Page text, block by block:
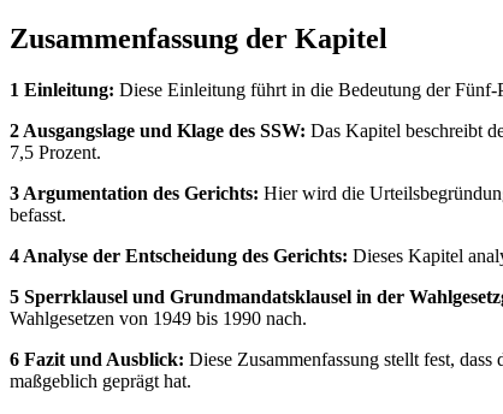
Zusammenfassung der Kapitel
1 Einleitung: Diese Einleitung führt in die Bedeutung der
2 Ausgangslage und Klage des SSW: Das Kapitel beschreibt
7,5 Prozent.
3 Argumentation des Gerichts: Hier wird die
befasst.
4 Analyse der Entscheidung des Gerichts: Dieses Kapitel
5 Sperrklausel und Grundmandatsklausel in der
Wahlgesetzen von 1949 bis 1990 nach.
6 Fazit und Ausblick: Diese Zusammenfassung stellt fest,
maßgeblich geprägt hat.